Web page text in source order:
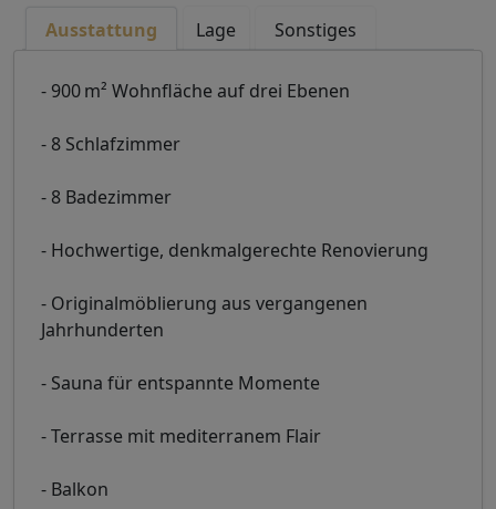
Ausstattung Lage Sonstiges
- 900 m² Wohnfläche auf drei Ebenen
- 8 Schlafzimmer
- 8 Badezimmer
- Hochwertige, denkmalgerechte Renovierung
- Originalmöblierung aus vergangenen
Jahrhunderten
- Sauna für entspannte Momente
- Terrasse mit mediterranem Flair
- Balkon